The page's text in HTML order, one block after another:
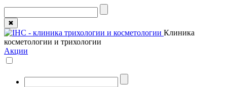
✖
Клиника
косметологии и трихологии
Акции